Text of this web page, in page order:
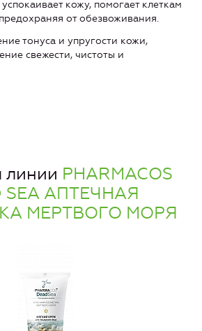
кожу, помогает клеткам
от обезвоживания.
тонуса и упругости кожи,
свежести, чистоты и
линии PHARMACOS
SEA АПТЕЧНАЯ
МЕРТВОГО МОРЯ